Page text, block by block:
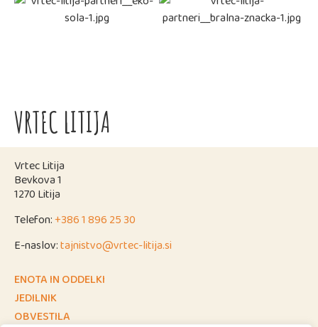
VRTEC LITIJA
Vrtec Litija
Bevkova 1
1270 Litija
Telefon:+386 1 896 25 30
E-naslov:tajnistvo@vrtec-litija.si
ENOTA IN ODDELKI
JEDILNIK
OBVESTILA